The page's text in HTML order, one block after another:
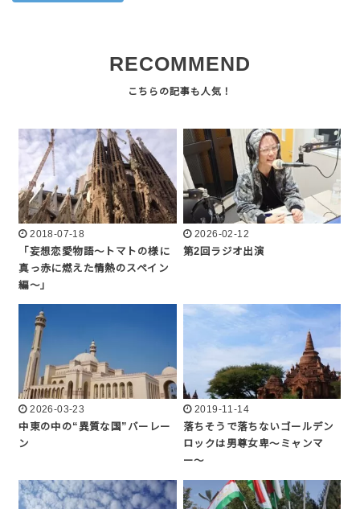
RECOMMEND
2018-07-18
「妄想恋愛物語〜トマトの様に
真っ赤に燃えた情熱のスペイン
編〜」
2026-02-12
第2回ラジオ出演
2026-03-23
中東の中の“異質な国”バーレー
ン
2019-11-14
落ちそうで落ちないゴールデン
ロックは男尊女卑〜ミャンマ
ー〜